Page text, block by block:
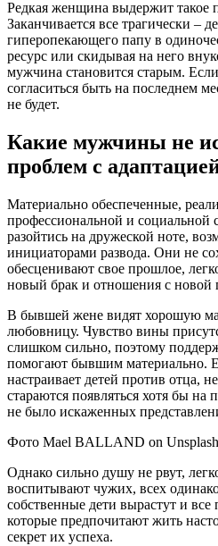
Редкая женщина выдержит такое
Заканчивается все трагически –
гиперопекающего папу в
ресурс или скидывая на него
мужчина становится старым.
согласиться быть на последнем
не будет.
Какие мужчины не
проблем с
Материально обеспеченные,
профессиональной и социальной
разойтись на дружеской ноте,
инициаторами развода. Они не
обесценивают свое прошлое,
новый брак и отношения с новой
В бывшей жене видят хорошую
любовницу. Чувство вины
слишком сильно, поэтому
помогают бывшим материально.
настраивает детей против отца,
стараются появляться хотя бы на
не было искаженных
Фото Mael BALLAND on Unsplash
Однако сильно душу не рвут,
воспитывают чужих, всех
собственные дети вырастут и
которые предпочитают жить
секрет их успеха.